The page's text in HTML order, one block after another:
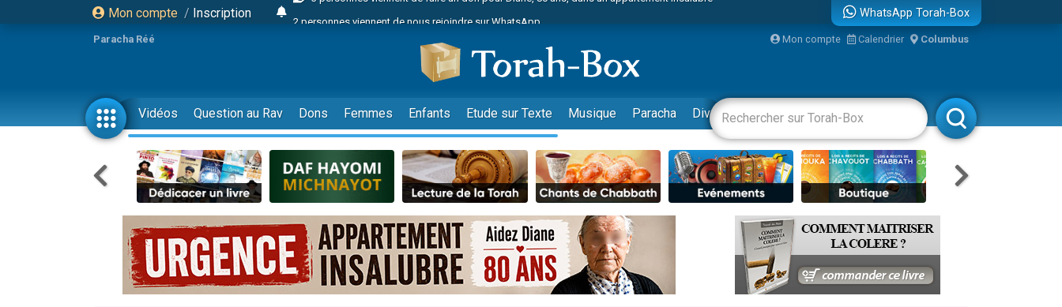
Mon compte / Inscription
12 nouvelles musiques dans Torah-Box Music
30 personnes viennent de faire un don pour Sauvez la jambe de Yohan
Il reste 49 places pour étudier en groupe sur Zoom
3 personnes viennent de nous rejoindre sur WhatsApp
2 personnes viennent de nous rejoindre sur WhatsApp
3 personnes viennent de nous rejoindre sur WhatsApp
2 nouvelles musiques dans Torah-Box Music
8 personnes viennent de faire un don pour Tsédaka : pauvres d'Israel
Nouvelle émission radio : Visions de grandeur n°104 : Le Chabbath et le Birkat Hamazone à travers le temps
61 personnes viennent de demander une bénédiction
Il reste 49 places pour étudier en groupe sur Zoom
WhatsApp Torah-Box
Paracha Réé Mon compte Calendrier Columbus
Vidéos Question au Rav Dons Femmes Enfants Etude sur Texte Musique Paracha Divertissements Livres Rabbanim